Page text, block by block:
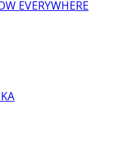
EVERYWHERE